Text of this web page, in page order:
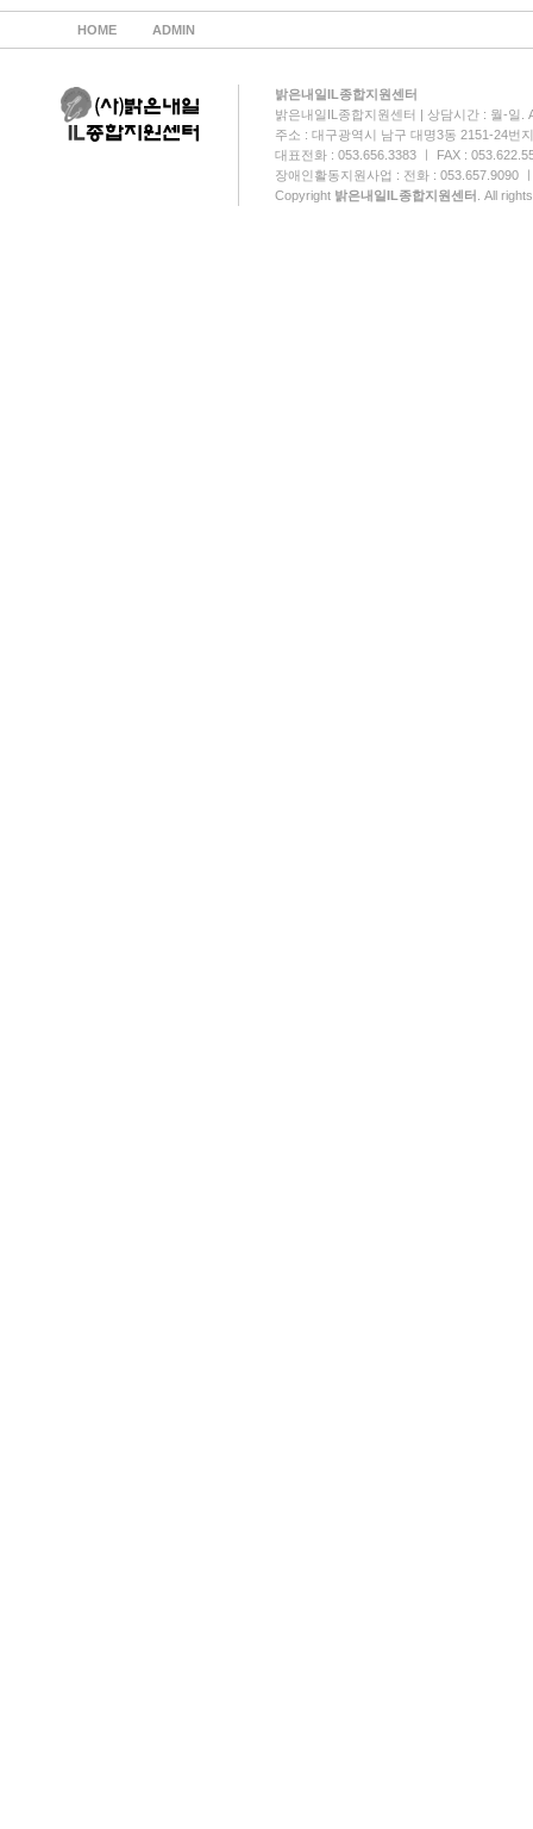
HOME ADMIN
밝은내일IL종합지원센터
밝은내일IL종합지원센터 | 상담시간 : 월-일.
주소 : 대구광역시 남구 대명3동 2151-24번지
대표전화 : 053.656.3383 ㅣ FAX :
장애인활동지원사업 : 전화 : 053.657.9090
Copyright 밝은내일IL종합지원센터 . All